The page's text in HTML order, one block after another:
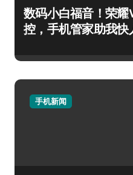
数码小白福音！荣耀
控，手机管家助我快
手机新闻